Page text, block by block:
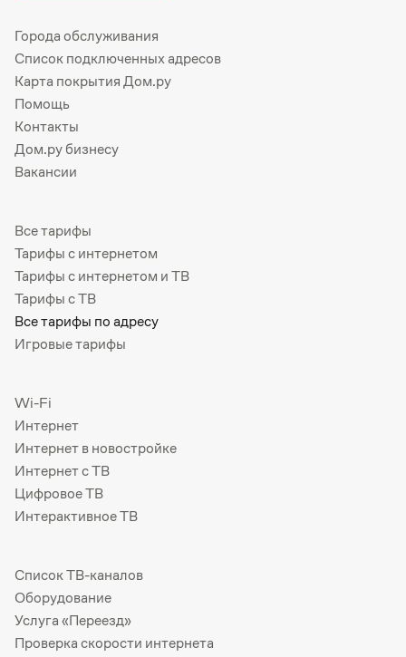
Города обслуживания
Список подключенных адресов
Карта покрытия Дом.ру
Помощь
Контакты
Дом.ру бизнесу
Вакансии
Все тарифы
Тарифы с интернетом
Тарифы с интернетом и ТВ
Тарифы с ТВ
Все тарифы по адресу
Игровые тарифы
Wi-Fi
Интернет
Интернет в новостройке
Интернет с ТВ
Цифровое ТВ
Интерактивное ТВ
Список ТВ-каналов
Оборудование
Услуга «Переезд»
Проверка скорости интернета